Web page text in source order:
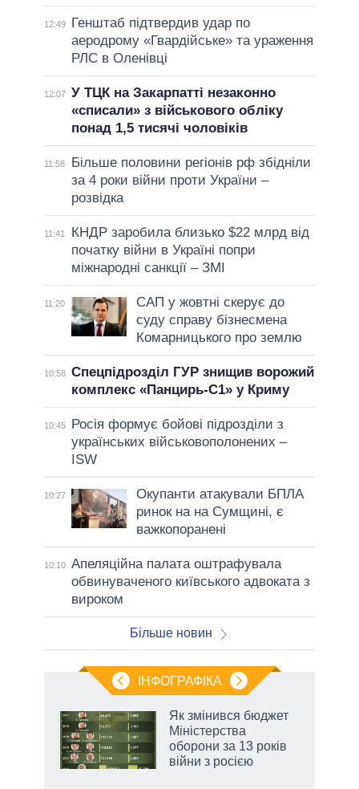
12:49
Генштаб підтвердив удар по
аеродрому «Гвардійське» та ураження
РЛС в Оленівці
12:07 У ТЦК на Закарпатті незаконно
«списали» з військового обліку
понад 1,5 тисячі чоловіків
11:58
Більше половини регіонів рф збідніли
за 4 роки війни проти України –
розвідка
11:41
КНДР заробила близько $22 млрд від
початку війни в Україні попри
міжнародні санкції – ЗМІ
11:20
САП у жовтні скерує до
суду справу бізнесмена
Комарницького про землю
10:58 Спецпідрозділ ГУР знищив ворожий
комплекс «Панцирь-С1» у Криму
10:45
Росія формує бойові підрозділи з
українських військовополонених –
ISW
10:27
Окупанти атакували БПЛА
ринок на на Сумщині, є
важкопоранені
10:10 Апеляційна палата оштрафувала
обвинуваченого київського адвоката з
вироком
Більше новин
ІНФОГРАФІКА
Як змінився бюджет
Міністерства
оборони за 13 років
війни з росією